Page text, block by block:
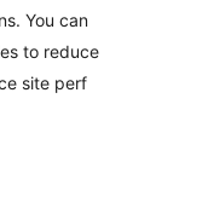
You can
to reduce
site perf